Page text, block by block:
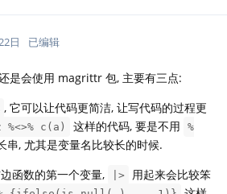
日 已编辑
是会使用 magrittr 包, 主要有三点:
, 它可以让代码更简洁, 让写代码的过程更
%<>% c(a) 这样的代码, 要是不用
%
串, 尤其是变量名比较长的时候.
函数的第一个变量,
|>
用起来会比较笨